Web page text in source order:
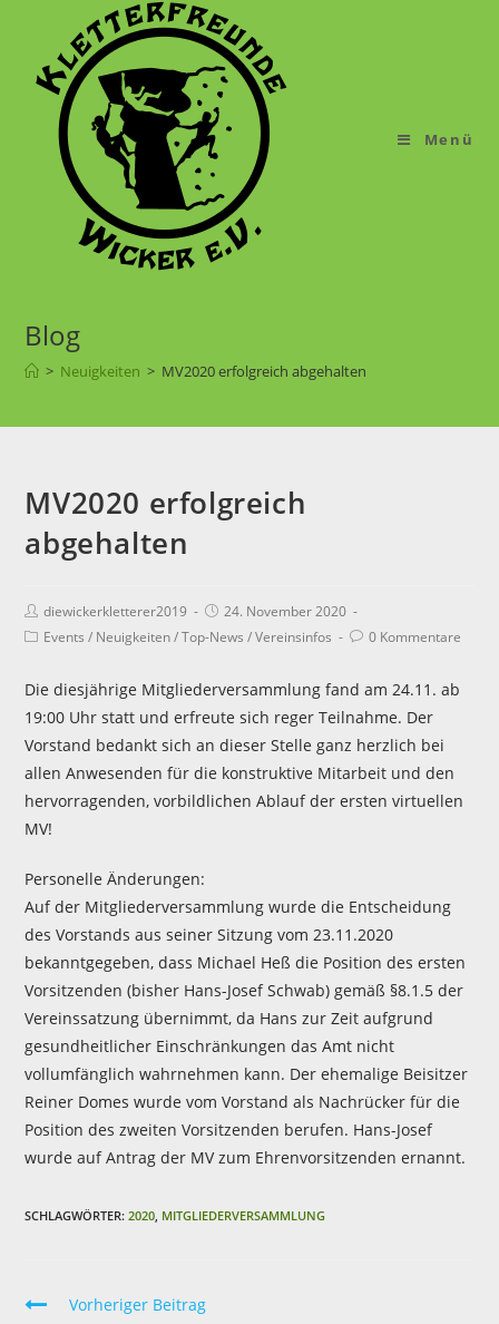
Menü
Blog
> Neuigkeiten > MV2020 erfolgreich abgehalten
MV2020 erfolgreich
abgehalten
diewickerkletterer2019
24. November 2020
Events / Neuigkeiten/Top-News /Vereinsinfos 0 Kommentare
Die diesjährige Mitgliederversammlung fand am 24.11. ab
19:00 Uhr statt und erfreute sich reger Teilnahme. Der
Vorstand bedankt sich an dieser Stelle ganz herzlich bei
allen Anwesenden für die konstruktive Mitarbeit und den
hervorragenden, vorbildlichen Ablauf der ersten virtuellen
MV!
Personelle Änderungen:
Auf der Mitgliederversammlung wurde die Entscheidung
des Vorstands aus seiner Sitzung vom 23.11.2020
bekanntgegeben, dass Michael Heß die Position des ersten
Vorsitzenden (bisher Hans-Josef Schwab) gemäß §8.1.5 der
Vereinssatzung übernimmt, da Hans zur Zeit aufgrund
gesundheitlicher Einschränkungen das Amt nicht
vollumfänglich wahrnehmen kann. Der ehemalige Beisitzer
Reiner Domes wurde vom Vorstand als Nachrücker für die
Position des zweiten Vorsitzenden berufen. Hans-Josef
wurde auf Antrag der MV zum Ehrenvorsitzenden ernannt.
SCHLAGWÖRTER:2020, MITGLIEDERVERSAMMLUNG
Vorheriger Beitrag